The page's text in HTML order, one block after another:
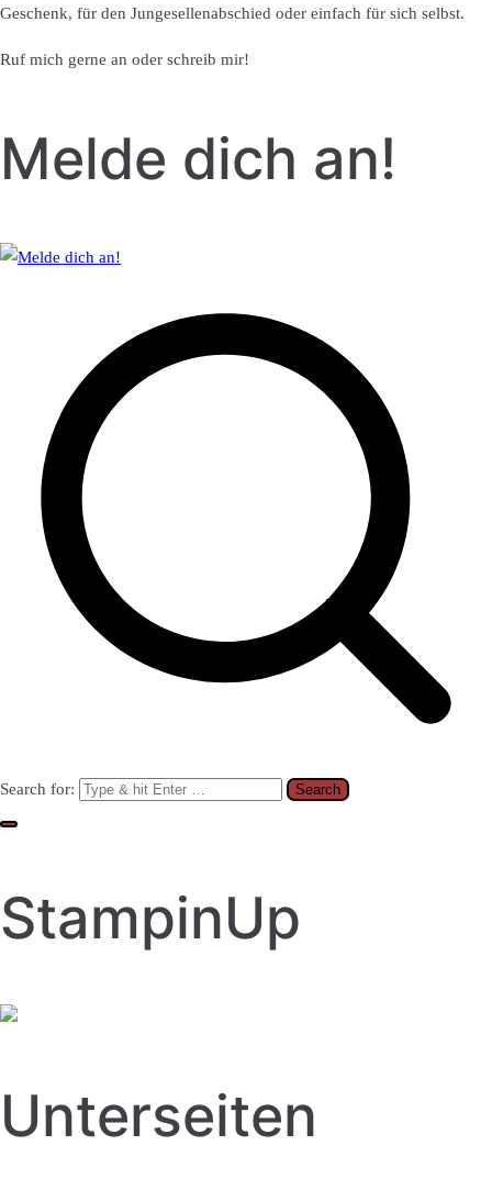
Geschenk, für den Jungesellenabschied oder einfach für sich selbst.
Ruf mich gerne an oder schreib mir!
Melde dich an!
Search for:
StampinUp
Unterseiten